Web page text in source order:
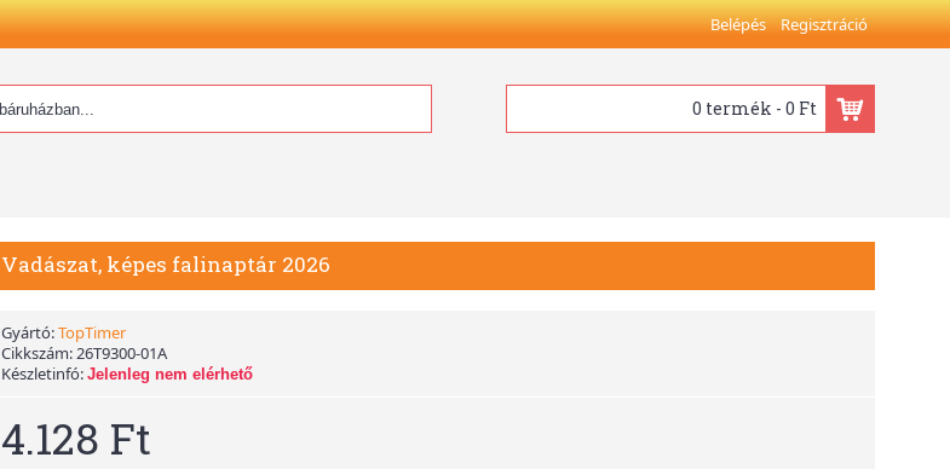
Belépés Regisztráció
0 termék - 0 Ft
Vadászat, képes falinaptár 2026
Gyártó:TopTimer
Cikkszám:26T9300-01A
Készletinfó: Jelenleg nem elérhető
4.128 Ft